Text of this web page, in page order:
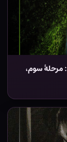
پادکست لوموس: فصل ۴ – قسمت ۳۱ و ۳۲: مرحلهٔ سوم،